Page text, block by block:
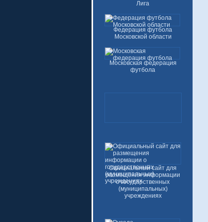
Лига
Федерация футбола
Московской области
Московская федерация
футбола
Официальный сайт для
размещения информации
о государственных
(муниципальных)
учреждениях